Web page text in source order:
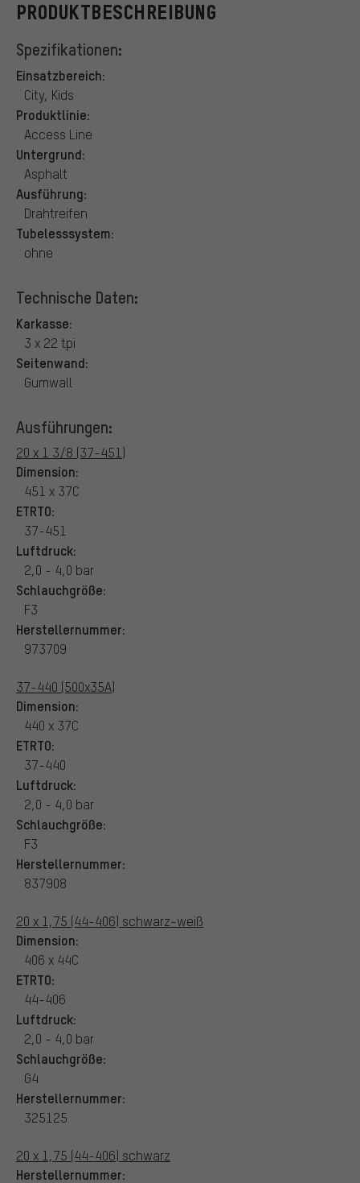
PRODUKTBESCHREIBUNG
Spezifikationen:
Einsatzbereich:
City, Kids
Produktlinie:
Access Line
Untergrund:
Asphalt
Ausführung:
Drahtreifen
Tubelesssystem:
ohne
Technische Daten:
Karkasse:
3 x 22 tpi
Seitenwand:
Gumwall
Ausführungen:
20 x 1 3/8 (37-451)
Dimension:
451 x 37C
ETRTO:
37-451
Luftdruck:
2,0 - 4,0 bar
Schlauchgröße:
F3
Herstellernummer:
973709
37-440 (500x35A)
Dimension:
440 x 37C
ETRTO:
37-440
Luftdruck:
2,0 - 4,0 bar
Schlauchgröße:
F3
Herstellernummer:
837908
20 x 1,75 (44-406) schwarz-weiß
Dimension:
406 x 44C
ETRTO:
44-406
Luftdruck:
2,0 - 4,0 bar
Schlauchgröße:
G4
Herstellernummer:
325125
20 x 1,75 (44-406) schwarz
Herstellernummer: